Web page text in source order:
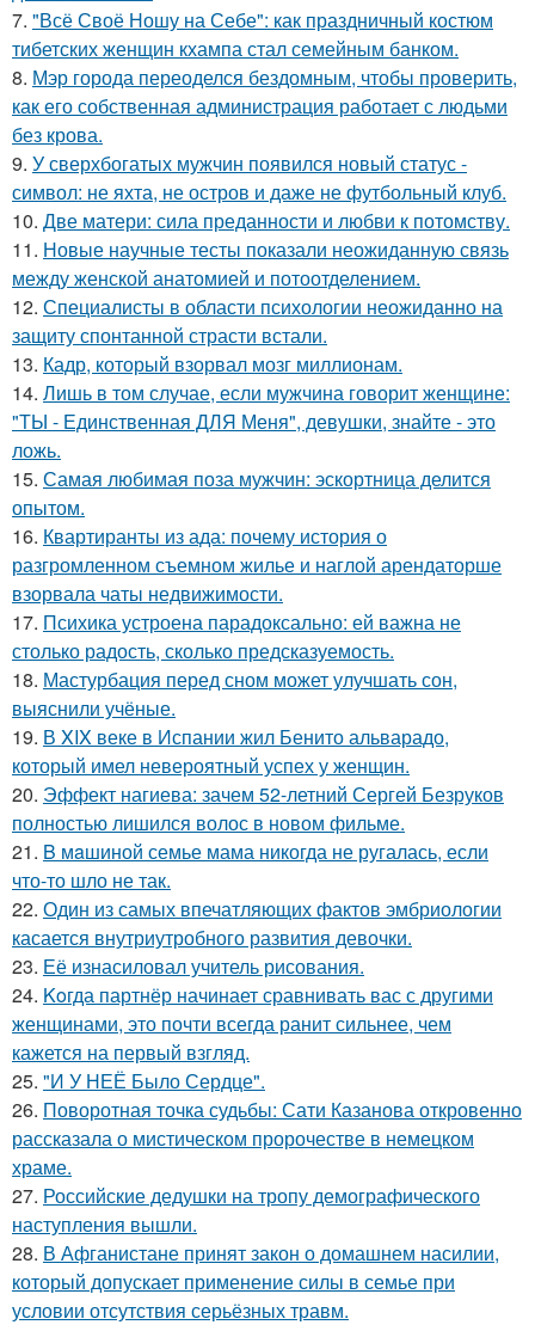
7. "Всё Своё Ношу на Себе": как праздничный костюм
тибетских женщин кхампа стал семейным банком.
8. Мэр города переоделся бездомным, чтобы проверить,
как его собственная администрация работает с людьми
без крова.
9. У сверхбогатых мужчин появился новый статус -
символ: не яхта, не остров и даже не футбольный клуб.
10. Две матери: сила преданности и любви к потомству.
11. Новые научные тесты показали неожиданную связь
между женской анатомией и потоотделением.
12. Специалисты в области психологии неожиданно на
защиту спонтанной страсти встали.
13. Кадр, который взорвал мозг миллионам.
14. Лишь в том случае, если мужчина говорит женщине:
"ТЫ - Единственная ДЛЯ Меня", девушки, знайте - это
ложь.
15. Самая любимая поза мужчин: эскортница делится
опытом.
16. Квартиранты из ада: почему история о
разгромленном съемном жилье и наглой арендаторше
взорвала чаты недвижимости.
17. Психика устроена парадоксально: ей важна не
столько радость, сколько предсказуемость.
18. Мастурбация перед сном может улучшать сон,
выяснили учёные.
19. В XIX веке в Испании жил Бенито альварадо,
который имел невероятный успех у женщин.
20. Эффект нагиева: зачем 52-летний Сергей Безруков
полностью лишился волос в новом фильме.
21. B мaшиной семье мама никогда не ругалась, если
что-то шло не так.
22. Один из самых впечатляющих фактов эмбриологии
касается внутриутробного развития девочки.
23. Её изнасиловал учитель рисования.
24. Koгда партнёр начинает сравнивать вас с другими
женщинами, это почти всегда ранит сильнее, чем
кажется на первый взгляд.
25. "И У НЕЁ Было Сердце".
26. Поворотная точка судьбы: Сати Казанова откровенно
рассказала о мистическом пророчестве в немецком
храме.
27. Российские дедушки на тропу демографического
наступления вышли.
28. В Афганистане принят закон о домашнем насилии,
который допускает применение силы в семье при
условии отсутствия серьёзных травм.